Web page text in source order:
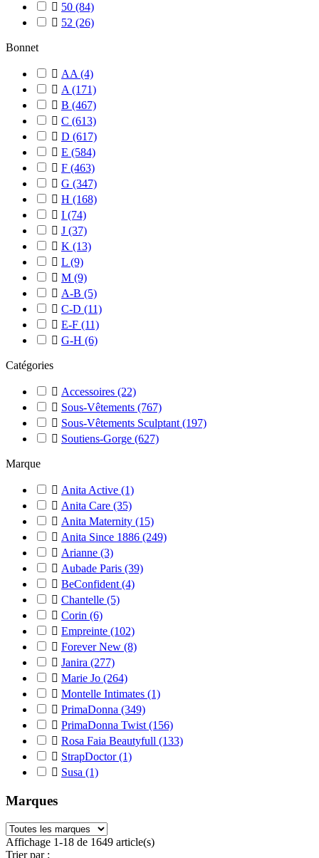
 50 (84)
 52 (26)
Bonnet
 AA (4)
 A (171)
 B (467)
 C (613)
 D (617)
 E (584)
 F (463)
 G (347)
 H (168)
 I (74)
 J (37)
 K (13)
 L (9)
 M (9)
 A-B (5)
 C-D (11)
 E-F (11)
 G-H (6)
Catégories
 Accessoires (22)
 Sous-Vêtements (767)
 Sous-Vêtements Sculptant (197)
 Soutiens-Gorge (627)
Marque
 Anita Active (1)
 Anita Care (35)
 Anita Maternity (15)
 Anita Since 1886 (249)
 Arianne (3)
 Aubade Paris (39)
 BeConfident (4)
 Chantelle (5)
 Corin (6)
 Empreinte (102)
 Forever New (8)
 Janira (277)
 Marie Jo (264)
 Montelle Intimates (1)
 PrimaDonna (349)
 PrimaDonna Twist (156)
 Rosa Faia Beautyfull (133)
 StrapDoctor(1)
 Susa (1)
Marques
Affichage 1-18 de 1649 article(s)
Trier par :